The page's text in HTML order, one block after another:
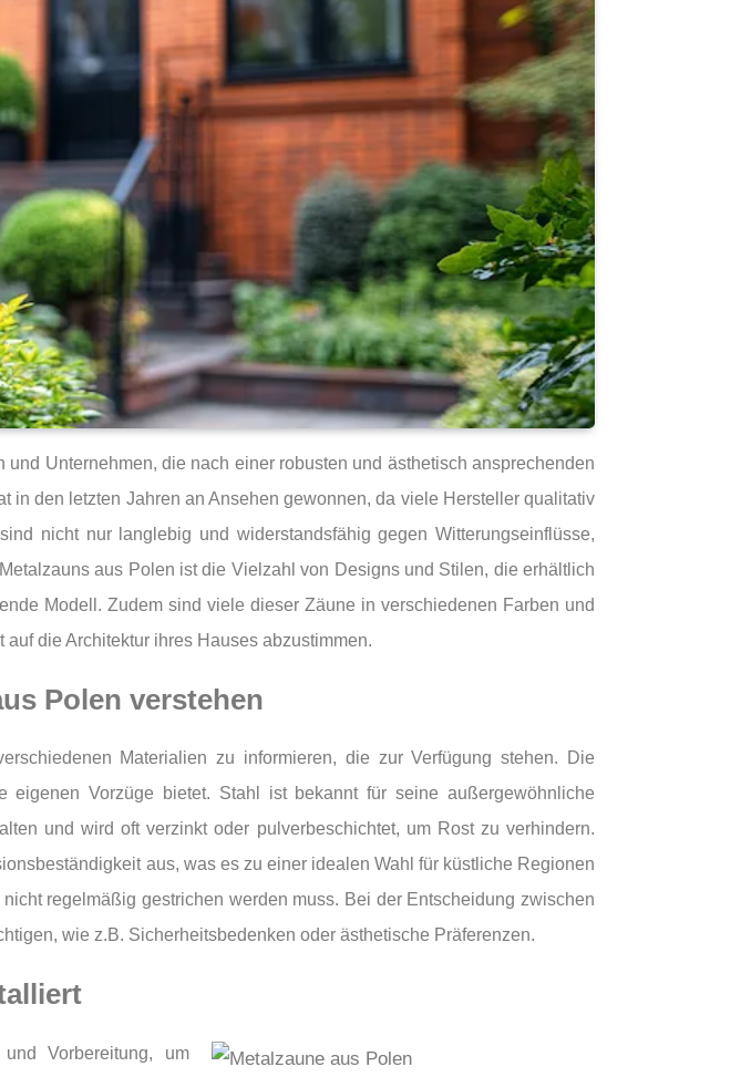
Unternehmen, die nach einer robusten und ästhetisch ansprechenden
in den letzten Jahren an Ansehen gewonnen, da viele Hersteller qualitativ
nicht nur langlebig und widerstandsfähig gegen Witterungseinflüsse,
aus Polen ist die Vielzahl von Designs und Stilen, die erhältlich
Modell. Zudem sind viele dieser Zäune in verschiedenen Farben und
die Architektur ihres Hauses abzustimmen.
Polen verstehen
Materialien zu informieren, die zur Verfügung stehen. Die
Vorzüge bietet. Stahl ist bekannt für seine außergewöhnliche
und wird oft verzinkt oder pulverbeschichtet, um Rost zu verhindern.
aus, was es zu einer idealen Wahl für küstliche Regionen
regelmäßig gestrichen werden muss. Bei der Entscheidung zwischen
wie z.B. Sicherheitsbedenken oder ästhetische Präferenzen.
Vorbereitung, um